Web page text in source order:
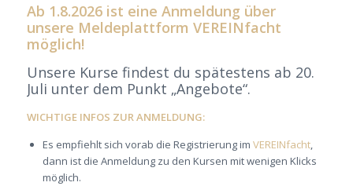
Ab 1.8.2026 ist eine Anmeldung über
unsere Meldeplattform VEREINfacht
möglich!
Unsere Kurse findest du spätestens ab 20.
Juli unter dem Punkt „Angebote“.
WICHTIGE INFOS ZUR ANMELDUNG:
Es empfiehlt sich vorab die Registrierung im VEREINfacht,
dann ist die Anmeldung zu den Kursen mit wenigen Klicks
möglich.